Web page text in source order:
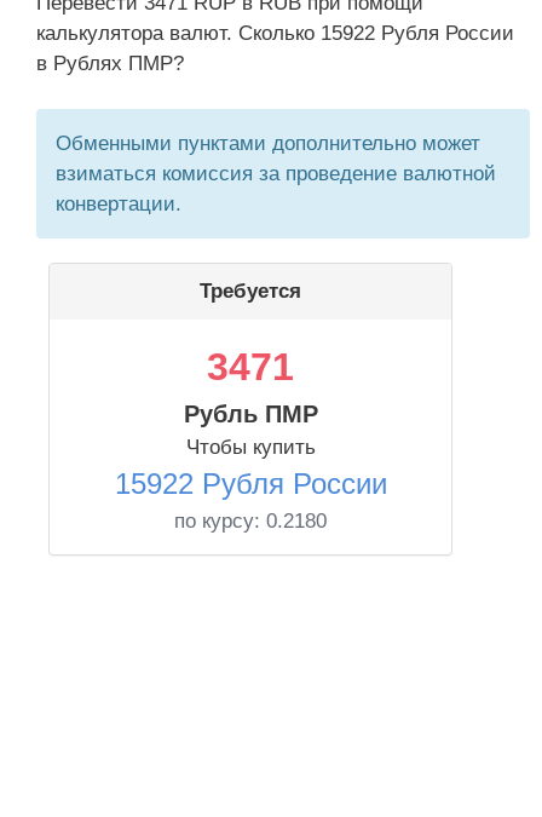
калькулятора валют. Сколько 15922 Рубля России
в Рублях ПМР?
Обменными пунктами дополнительно может
взиматься комиссия за проведение валютной
конвертации.
Требуется
3471
Рубль ПМР
Чтобы купить
15922 Рубля России
по курсу: 0.2180